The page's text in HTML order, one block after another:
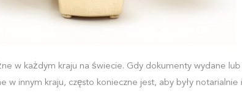
w każdym kraju na świecie. Gdy dokumenty wydane lub
w innym kraju, często konieczne jest, aby były notarialnie i